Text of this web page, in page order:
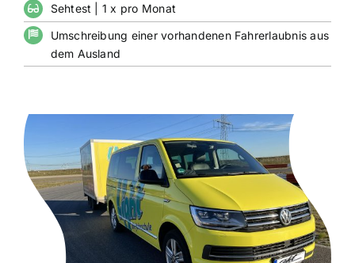
Sehtest | 1 x pro Monat
Umschreibung einer vorhandenen Fahrerlaubnis aus
dem Ausland